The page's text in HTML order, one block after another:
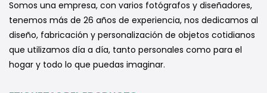
Somos una empresa, con varios fotógrafos y diseñadores,
tenemos más de 26 años de experiencia, nos dedicamos al
diseño, fabricación y personalización de objetos cotidianos
que utilizamos día a día, tanto personales como para el
hogar y todo lo que puedas imaginar.